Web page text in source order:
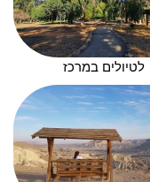
לטיולים במרכז